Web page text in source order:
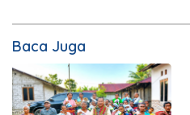
Baca Juga